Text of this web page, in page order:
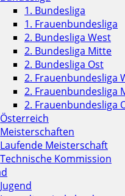
1. Bundesliga
1. Frauenbundesliga
2. Bundesliga West
2. Bundesliga Mitte
2. Bundesliga Ost
2. Frauenbundesliga
2. Frauenbundesliga
2. Frauenbundesliga
Österreich
Meisterschaften
Laufende Meisterschaft
Technische Kommission
Jugend